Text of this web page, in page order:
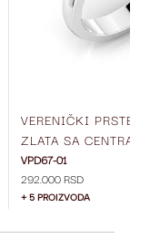
VERENIČKI PRSTEN
ZLATA SA
DIJAMANTOM I
SA STRANE VPD67-
VPD67-01
292.000 RSD
+ 5 PROIZVODA